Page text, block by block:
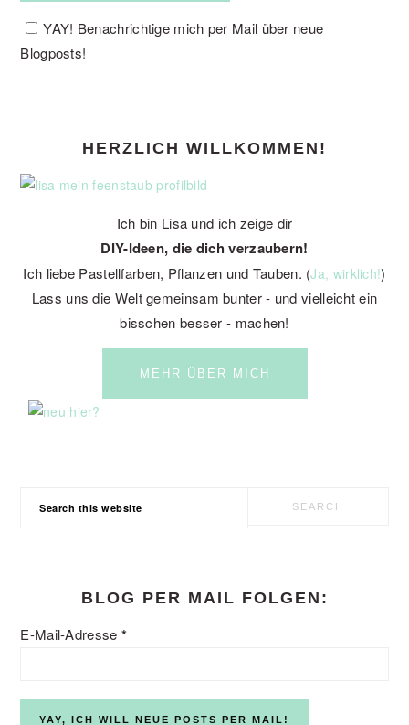
YAY! Benachrichtige mich per Mail über neue
Blogposts!
HERZLICH WILLKOMMEN!
Ich bin Lisa und ich zeige dir
DIY-Ideen, die dich verzaubern!
Ich liebe Pastellfarben, Pflanzen und Tauben. (Ja, wirklich!)
Lass uns die Welt gemeinsam bunter - und vielleicht ein
bisschen besser - machen!
MEHR ÜBER MICH
BLOG PER MAIL FOLGEN:
E-Mail-Adresse *